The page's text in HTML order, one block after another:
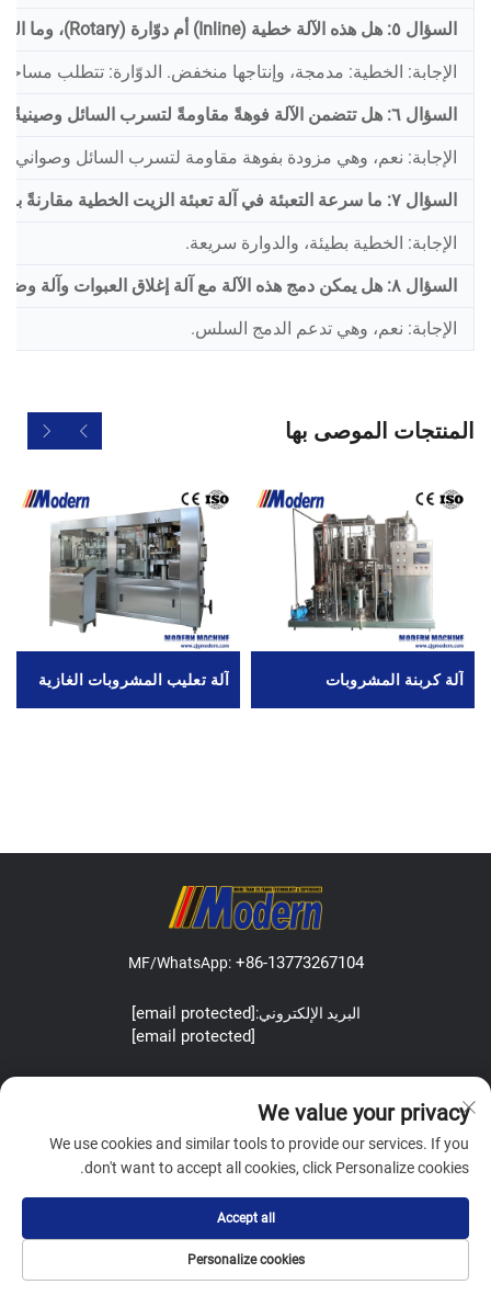
السؤال ٥: هل هذه الآلة خطية (Inline) أم دوّارة (Rotary)، وما الفرق بينهما من حيث السعة ومساحة الأرضية المطلوبة؟
الإجابة: الخطية: مدمجة، وإنتاجها منخفض. الدوّارة: تتطلب مساحة
السؤال ٦: هل تتضمن الآلة فوهةً مقاومةً لتسرب السائل وصينيةً لاستيعاب القطرات لمنع هدر المنتج؟
الإجابة: نعم، وهي مزودة بفوهة مقاومة لتسرب السائل وصواني
السؤال ٧: ما سرعة التعبئة في آلة تعبئة الزيت الخطية مقارنةً بالآلة الدوارة؟
الإجابة: الخطية بطيئة، والدوارة سريعة.
السؤال ٨: هل يمكن دمج هذه الآلة مع آلة إغلاق العبوات وآلة وضع الملصقات؟
الإجابة: نعم، وهي تدعم الدمج السلس.
المنتجات الموصى بها
آلة كربنة المشروبات آلة تعليب المشروبات الغازية
MF/WhatsApp:+86-13773267104
البريد الإلكتروني:[email protected]
[email protected]
سياسة الخصوصية
We value your privacy
We use cookies and similar tools to provide our services. If you
don't want to accept all cookies, click Personalize cookies.
Personalize cookies
Accept all